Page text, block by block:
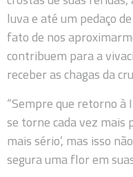
luva e até um pedaço
fato de nos
contribuem para a
receber as chagas da
“Sempre que retorno à
se torne cada vez mais
mais sério’, mas isso
segura uma flor em